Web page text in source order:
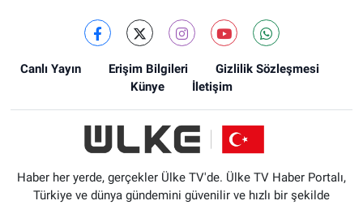
Canlı Yayın Erişim Bilgileri
Gizlilik Sözleşmesi
Künye
İletişim
Haber her yerde, gerçekler Ülke TV'de. Ülke TV Haber Portalı,
Türkiye ve dünya gündemini güvenilir ve hızlı bir şekilde